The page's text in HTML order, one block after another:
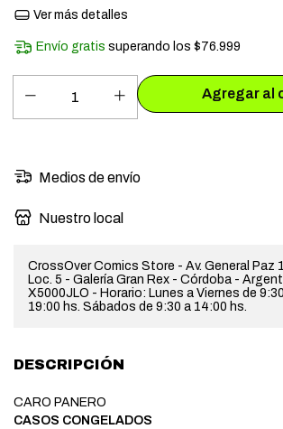
Ver más detalles
Envío gratis superando los$76.999
Medios de envío
Nuestro local
CrossOver Comics Store - Av. General Paz
Loc. 5 - Galería Gran Rex - Córdoba -
X5000JLO - Horario: Lunes a Viernes de
19:00 hs. Sábados de 9:30 a 14:00 hs.
DESCRIPCIÓN
CARO PANERO
CASOS CONGELADOS